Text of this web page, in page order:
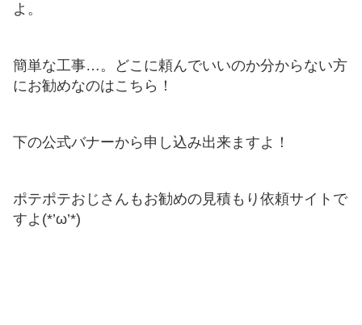
よ。
簡単な工事…。どこに頼んでいいのか分からない方
にお勧めなのはこちら！
下の公式バナーから申し込み出来ますよ！
ポテポテおじさんもお勧めの見積もり依頼サイトで
すよ(*’ω’*)